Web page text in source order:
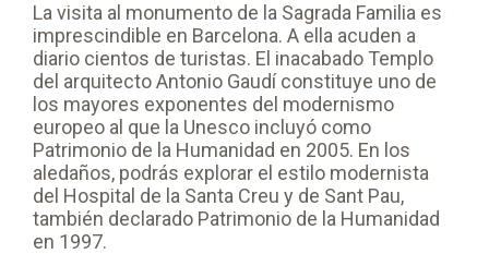
La visita al monumento de la Sagrada Familia es
imprescindible en Barcelona. A ella acuden a
diario cientos de turistas. El inacabado Templo
del arquitecto Antonio Gaudí constituye uno de
los mayores exponentes del modernismo
europeo al que la Unesco incluyó como
Patrimonio de la Humanidad en 2005. En los
aledaños, podrás explorar el estilo modernista
del Hospital de la Santa Creu y de Sant Pau,
también declarado Patrimonio de la Humanidad
en 1997.